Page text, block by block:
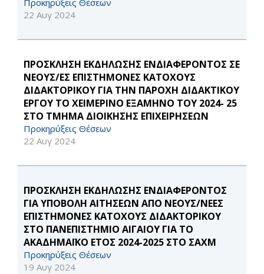
Προκηρύξεις Θέσεων
22 Αυγ 2024
ΠΡΟΣΚΛΗΣΗ ΕΚΔΗΛΩΣΗΣ ΕΝΔΙΑΦΕΡΟΝΤΟΣ ΣΕ
ΝΕΟΥΣ/ΕΣ ΕΠΙΣΤΗΜΟΝΕΣ ΚΑΤΟΧΟΥΣ
ΔΙΔΑΚΤΟΡΙΚΟΥ ΓΙΑ ΤΗΝ ΠΑΡΟΧΗ ΔΙΔΑΚΤΙΚΟΥ
ΕΡΓΟΥ ΤΟ ΧΕΙΜΕΡΙΝΟ ΕΞΑΜΗΝΟ ΤΟΥ 2024- 25
ΣΤΟ ΤΜΗΜΑ ΔΙΟΙΚΗΣΗΣ ΕΠΙΧΕΙΡΗΣΕΩΝ
Προκηρύξεις Θέσεων
22 Αυγ 2024
ΠΡΟΣΚΛΗΣΗ ΕΚΔΗΛΩΣΗΣ ΕΝΔΙΑΦΕΡΟΝΤΟΣ
ΓΙΑ ΥΠΟΒΟΛΗ ΑΙΤΗΣΕΩΝ ΑΠΟ ΝΕΟΥΣ/ΝΕΕΣ
ΕΠΙΣΤΗΜΟΝΕΣ ΚΑΤΟΧΟΥΣ ΔΙΔΑΚΤΟΡΙΚΟΥ
ΣΤΟ ΠΑΝΕΠΙΣΤΗΜΙΟ ΑΙΓΑΙΟΥ ΓΙΑ ΤΟ
ΑΚΑΔΗΜΑΪΚΟ ΕΤΟΣ 2024-2025 ΣΤΟ ΣΑΧΜ
Προκηρύξεις Θέσεων
19 Αυγ 2024